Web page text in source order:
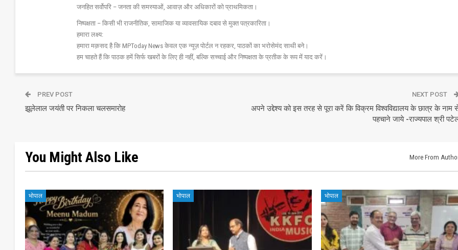
जनहित सर्वोपरि – जनता की समस्याओं, आवाज़ और अधिकारों को प्राथमिकता।
निष्पक्षता – किसी भी राजनीतिक, सामाजिक या व्यावसायिक दबाव से मुक्त पत्रकारिता।
हमारा लक्ष्य:
हमारा मक़सद है कि MPToday News केवल एक न्यूज़ पोर्टल न रहकर, पाठकों का भरोसेमंद साथी बने।
हम चाहते हैं कि पाठक हमें सिर्फ खबरों के लिए ही नहीं, बल्कि सच्चाई और निष्पक्षता के प्रतीक के रूप में याद करें।
PREV POST
झूलेलाल जयंती पर निकला चलसमारोह
NEXT POST
अपने उद्देश्य को इस तरह से पूरा करें कि विक्रम विश्वविद्यालय के छात्र के नाम
पहचाने जाये -राज्यपाल श्री
You Might Also Like More From
भोपाल भोपाल भोपाल